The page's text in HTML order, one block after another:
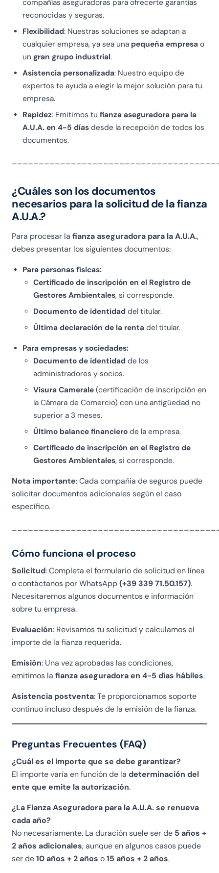
u
a
fi
d
ei
u
o
n
a
si
c
zi
o
e
s
a
ni
ri
,
B
et
ie
l
m
h
a
s
e
g
c
ar
e
nt
s
s
p
er
p
s
c
o
s
d
v
e
v
er
ta
e
m
pr
o
a
a
s
di
re
c
hi
e
e
pr
i
a
p
si
bi
le
e
a
et
ie
er
a
s
ui
pr
at
:)
compañías aseguradoras para ofrecerte garantías
reconocidas y seguras.
Flexibilidad: Nuestras soluciones se adaptan a
cualquier empresa, ya sea una pequeña empresa o
un gran grupo industrial.
Asistencia personalizada: Nuestro equipo de
expertos te ayuda a elegir la mejor solución para tu
empresa.
Rapidez: Emitimos tu fianza aseguradora para la
A.U.A. en 4-5 días desde la recepción de todos los
documentos.
¿Cuáles son los documentos
necesarios para la solicitud de la fianza
A.U.A.?
Para procesar la fianza aseguradora para la A.U.A.,
debes presentar los siguientes documentos:
Para personas físicas:
Certificado de inscripción en el Registro de
Gestores Ambientales, si corresponde.
Documento de identidad del titular.
Última declaración de la renta del titular.
Para empresas y sociedades:
Documento de identidad de los
administradores y socios.
Visura Camerale (certificación de inscripción en
la Cámara de Comercio) con una antigüedad no
superior a 3 meses.
Último balance financiero de la empresa.
Certificado de inscripción en el Registro de
Gestores Ambientales, si corresponde.
Nota importante: Cada compañía de seguros puede
solicitar documentos adicionales según el caso
específico.
Cómo funciona el proceso
Solicitud: Completa el formulario de solicitud en línea
o contáctanos por WhatsApp(+39 339 71.50.157).
Necesitaremos algunos documentos e información
sobre tu empresa.
Evaluación: Revisamos tu solicitud y calculamos el
importe de la fianza requerida.
Emisión: Una vez aprobadas las condiciones,
emitimos la fianza aseguradora en 4-5 días hábiles.
Asistencia postventa: Te proporcionamos soporte
continuo incluso después de la emisión de la fianza.
Preguntas Frecuentes (FAQ)
¿Cuál es el importe que se debe garantizar?
El importe varía en función de la determinación del
ente que emite la autorización.
¿La Fianza Aseguradora para la A.U.A. se renueva
cada año?
No necesariamente. La duración suele ser de 5 años +
2 años adicionales, aunque en algunos casos puede
ser de10 años + 2 años o15 años + 2 años.